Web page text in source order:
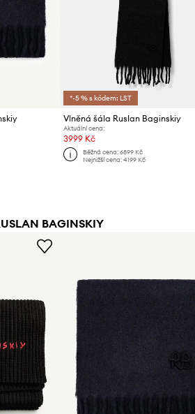
*-5 % s kódem: LST
Vlněná šála Ruslan Baginskiy
Aktuální cena:
3999 Kč
Běžná cena: 6899 Kč
Nejnižší cena: 4199 Kč
BAGINSKIY